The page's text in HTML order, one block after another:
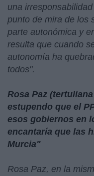
una
punto de mira de los
parte autonómica y
resulta que cuando
autonomía ha
todos".
Rosa Paz
estupendo que el
esos gobiernos en
encantaría que las
Murcia"
Rosa Paz, en la